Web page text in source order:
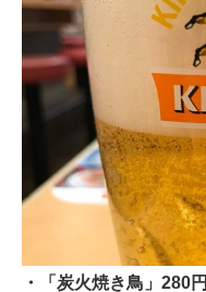
・「炭火焼き鳥」280円